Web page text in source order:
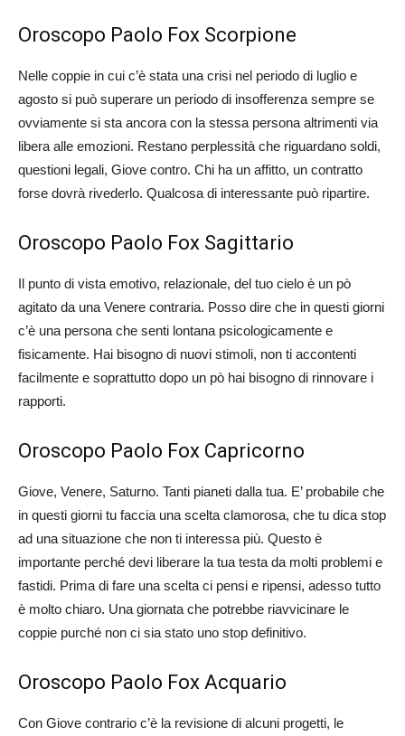
Oroscopo Paolo Fox Scorpione
Nelle coppie in cui c’è stata una crisi nel periodo di luglio e
agosto si può superare un periodo di insofferenza sempre se
ovviamente si sta ancora con la stessa persona altrimenti via
libera alle emozioni. Restano perplessità che riguardano soldi,
questioni legali, Giove contro. Chi ha un affitto, un contratto
forse dovrà rivederlo. Qualcosa di interessante può ripartire.
Oroscopo Paolo Fox Sagittario
Il punto di vista emotivo, relazionale, del tuo cielo è un pò
agitato da una Venere contraria. Posso dire che in questi giorni
c’è una persona che senti lontana psicologicamente e
fisicamente. Hai bisogno di nuovi stimoli, non ti accontenti
facilmente e soprattutto dopo un pò hai bisogno di rinnovare i
rapporti.
Oroscopo Paolo Fox Capricorno
Giove, Venere, Saturno. Tanti pianeti dalla tua. E’ probabile che
in questi giorni tu faccia una scelta clamorosa, che tu dica stop
ad una situazione che non ti interessa più. Questo è
importante perché devi liberare la tua testa da molti problemi e
fastidi. Prima di fare una scelta ci pensi e ripensi, adesso tutto
è molto chiaro. Una giornata che potrebbe riavvicinare le
coppie purché non ci sia stato uno stop definitivo.
Oroscopo Paolo Fox Acquario
Con Giove contrario c’è la revisione di alcuni progetti, le